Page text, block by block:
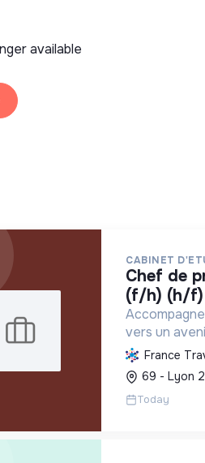
available
CABINET
chef de projet génie électrique
(f/h) (h/f)
vers un
pour l'eau,
France
69 - Lyon
Today